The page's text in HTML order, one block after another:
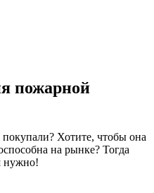
пожарной
Хотите, чтобы она
на рынке? Тогда
нужно!